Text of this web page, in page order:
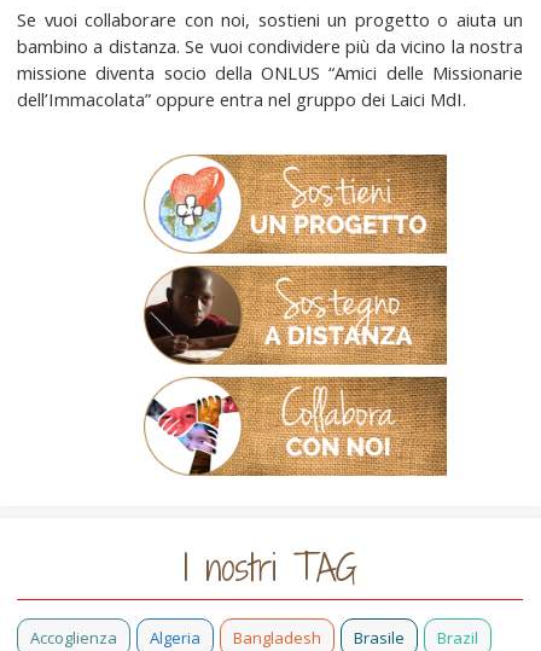
Se vuoi collaborare con noi, sostieni un progetto o aiuta un
bambino a distanza. Se vuoi condividere più da vicino la nostra
missione diventa socio della ONLUS “Amici delle Missionarie
dell’Immacolata” oppure entra nel gruppo dei Laici MdI.
I nostri TAG
Accoglienza Algeria Bangladesh Brasile Brazil